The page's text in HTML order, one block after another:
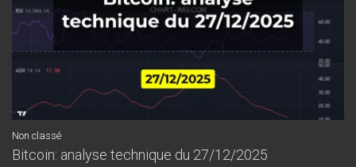
Non classé
Bitcoin: analyse technique du 27/12/2025